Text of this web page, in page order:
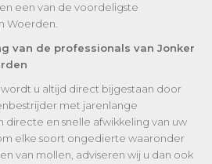
een van de voordeligste
Woerden.
van de professionals van Jonker
u altijd direct bijgestaan door
met jarenlange
directe en snelle afwikkeling van uw
elke soort ongedierte waaronder
van mollen, adviseren wij u dan ook